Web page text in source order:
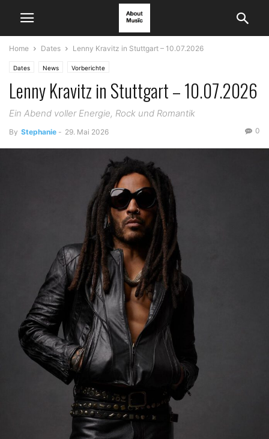
Home Dates Lenny Kravitz in Stuttgart – 10.07.2026
Dates News Vorberichte
Lenny Kravitz in Stuttgart – 10.07.2026
Ein Abend voller Energie, Rock und Romantik
By Stephanie - 29. Mai 2026 0